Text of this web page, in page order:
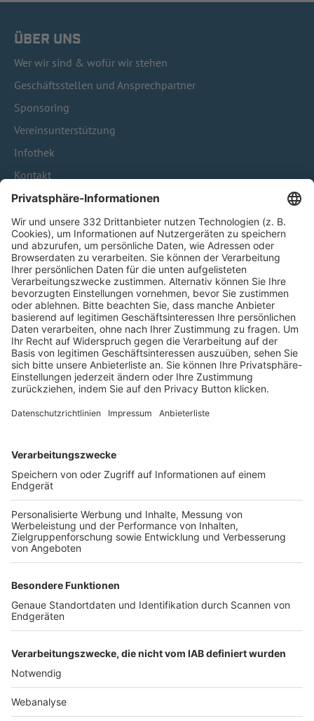
ÜBER UNS
Wer wir sind & wofür wir stehen
Geschäftsstellen und Ansprechpartner
Sponsoring
Vereinsunterstützung
Infothek
Kontakt
HÄUFIG BESUCHTE SEITEN
Pässe und Vereinswechsel
Trainerausbildung
Schulungsangebot Vereinsmitarbeiter
BFV-Geschäftsstellen
Trainerbörse
Login SpielPlus
FOLGE DEM BFV
TOP-VEREINE
TOP-PARTNER